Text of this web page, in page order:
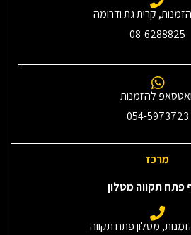
קרית גת ודרומה
08-6288825
להזמנות
054-5973723
מרכז
פתח תקווה מטלון
מטלון פתח תקווה